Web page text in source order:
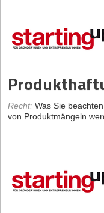
Recht: Was Sie
von Produktmängeln